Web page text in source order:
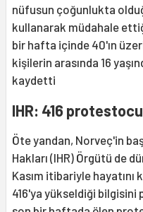
nüfusun çoğunlukta
kullanarak müdahale
bir hafta içinde 40'ın
kişilerin arasında 16
kaydetti
IHR: 416
Öte yandan, Norveç'in
Hakları (IHR) Örgütü de
Kasım itibariyle hayatını
416'ya yükseldiği bilgisini